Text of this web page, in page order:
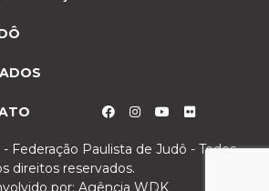
Federação Paulista de Judô - Todos
direitos reservados.
por: Agência WDK